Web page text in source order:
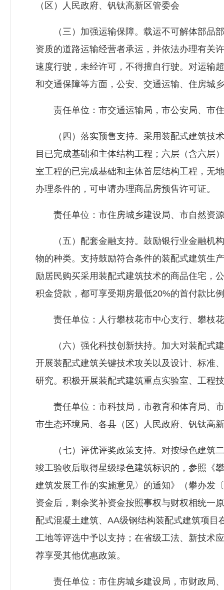
（区）人民政府、钒钛高新区管委会
（三）加强运输保障。载运不可解体部品部
资质的道路运输经营者承运，并依法办理有关
速度行驶，未经许可，不得擅自行驶。对运输
和交通保障等方面，公安、交通运输、住房城
责任单位：市交通运输局，市公安局、市
（四）落实预售支持。采用装配式建筑技术
目已完成基础和主体结构工程；六层（含六层
室工程的已完成基础和主体首层结构工程，无
办理条件的，可申请办理商品房预售许可证。
责任单位：市住房城乡建设局、市自然资
（五）配套金融支持。鼓励银行业金融机构
物的种类。支持鼓励符合条件的装配式建筑生
励居民购买采用装配式建筑技术的商品住宅，
积金贷款，都可享受期房最低20%的首付款比
责任单位：人行攀枝花市中心支行、攀枝花
（六）强化科技创新扶持。加大对装配式建
开展装配式建筑关键技术攻关以及设计、标准
研究。积极开展装配式建筑重点实验室、工程
责任单位：市科技局，市教育和体育局、市
市生态环境局、各县（区）人民政府、钒钛高
（七）评优评奖政策支持。对按绿色建筑二
竣工验收后取得星级绿色建筑标识的，参照《
建筑发展工作的实施意见〉的通知》（攀办发
资金后，剩余奖补资金按照事权与财权相统一
配式混凝土建筑、AA级钢结构装配式建筑项目
工地等评选中予以支持；在省级工法、新技术
荐享受其他优惠政策。
责任单位：市住房城乡建设局 ，市财政局